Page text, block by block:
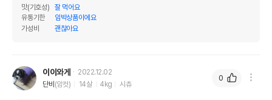
맛(기호성)
잘 먹어요
유통기한
임박상품이에요
가성비
괜찮아요
이이와게
2022.12.02
단비(암컷) 14살 4kg 시츄
0